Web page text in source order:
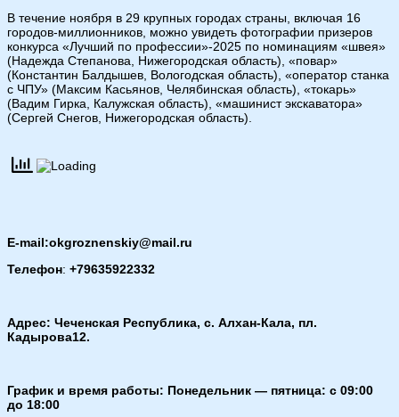
В течение ноября в 29 крупных городах страны, включая 16
городов-миллионников, можно увидеть фотографии призеров
конкурса «Лучший по профессии»-2025 по номинациям «швея»
(Надежда Степанова, Нижегородская область), «повар»
(Константин Балдышев, Вологодская область), «оператор станка
с ЧПУ» (Максим Касьянов, Челябинская область), «токарь»
(Вадим Гирка, Калужская область), «машинист экскаватора»
(Сергей Снегов, Нижегородская область).
E-mail:okgroznenskiy@mail.ru
Телефон: +79635922332
Адрес: Чеченская Республика, с. Алхан-Кала, пл.
Кадырова12.
График и время работы: Понедельник — пятница: с 09:00
до 18:00